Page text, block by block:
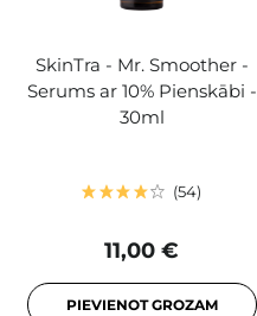
SkinTra - Mr. Smoother -
Serums ar 10% Pienskābi -
30ml
54
11,00 €
PIEVIENOT GROZAM